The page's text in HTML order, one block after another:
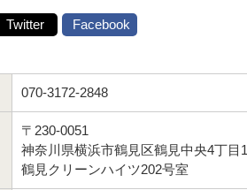
Twitter Facebook
070-3172-2848
〒230-0051
神奈川県横浜市鶴見区鶴見中央4丁目
鶴見クリーンハイツ202号室